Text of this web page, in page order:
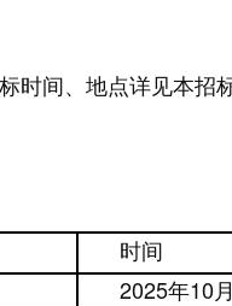
间、地点详见本招标
时间
2025年10月